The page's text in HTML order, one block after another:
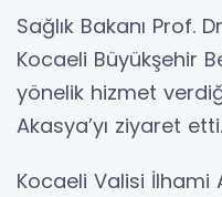
Sağlık Bakanı Prof.
Kocaeli Büyükşehir
yönelik hizmet
Akasya’yı ziyaret etti.
Kocaeli Valisi İlhami